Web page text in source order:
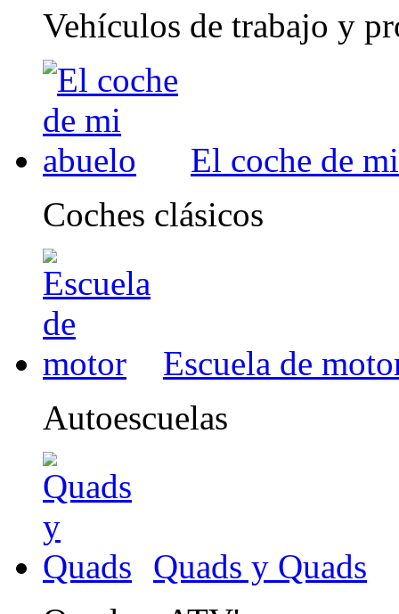
Vehículos de trabajo y
El coche de
Coches clásicos
Escuela de
Autoescuelas
Quads y Quads